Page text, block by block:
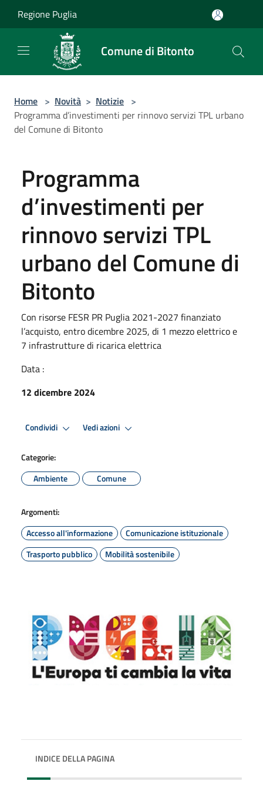
Regione Puglia
Comune di Bitonto
Home > Novità > Notizie >
Programma d’investimenti per rinnovo servizi TPL urbano
del Comune di Bitonto
Programma
d’investimenti per
rinnovo servizi TPL
urbano del Comune di
Bitonto
Con risorse FESR PR Puglia 2021-2027 finanziato
l’acquisto, entro dicembre 2025, di 1 mezzo elettrico e
7 infrastrutture di ricarica elettrica
Data :
12 dicembre 2024
Condividi Vedi azioni
Categorie:
Ambiente
Comune
Argomenti:
Accesso all'informazione
Comunicazione istituzionale
Trasporto pubblico
Mobilità sostenibile
INDICE DELLA PAGINA